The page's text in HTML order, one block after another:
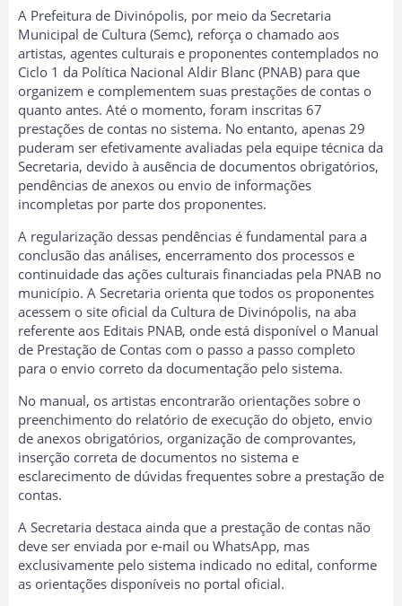
A Prefeitura de Divinópolis, por meio da Secretaria
Municipal de Cultura (Semc), reforça o chamado aos
artistas, agentes culturais e proponentes contemplados no
Ciclo 1 da Política Nacional Aldir Blanc (PNAB) para que
organizem e complementem suas prestações de contas o
quanto antes. Até o momento, foram inscritas 67
prestações de contas no sistema. No entanto, apenas 29
puderam ser efetivamente avaliadas pela equipe técnica da
Secretaria, devido à ausência de documentos obrigatórios,
pendências de anexos ou envio de informações
incompletas por parte dos proponentes.
A regularização dessas pendências é fundamental para a
conclusão das análises, encerramento dos processos e
continuidade das ações culturais financiadas pela PNAB no
município. A Secretaria orienta que todos os proponentes
acessem o site oficial da Cultura de Divinópolis, na aba
referente aos Editais PNAB, onde está disponível o Manual
de Prestação de Contas com o passo a passo completo
para o envio correto da documentação pelo sistema.
No manual, os artistas encontrarão orientações sobre o
preenchimento do relatório de execução do objeto, envio
de anexos obrigatórios, organização de comprovantes,
inserção correta de documentos no sistema e
esclarecimento de dúvidas frequentes sobre a prestação de
contas.
A Secretaria destaca ainda que a prestação de contas não
deve ser enviada por e-mail ou WhatsApp, mas
exclusivamente pelo sistema indicado no edital, conforme
as orientações disponíveis no portal oficial.